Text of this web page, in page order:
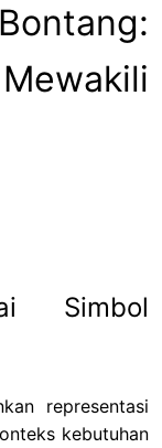
Simbol
representasi
kebutuhan